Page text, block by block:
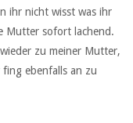
ihr nicht wisst was ihr
Mutter sofort lachend.
zu meiner Mutter,
ebenfalls an zu